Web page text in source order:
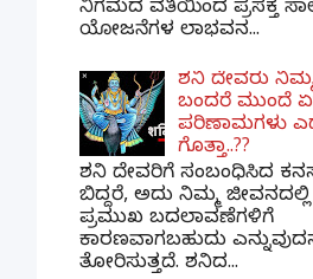
ನಿಗಮದ ವತಿಯಿಂದ ಪ್ರಸಕ್ತ
ಯೋಜನೆಗಳ ಲಾಭವನ...
ಶನಿ ದೇವರು
ಬಂದರೆ ಮುಂದೆ
ಪರಿಣಾಮಗಳು
ಗೊತ್ತಾ..??
ಶನಿ ದೇವರಿಗೆ ಸಂಬಂಧಿಸಿದ
ಬಿದ್ದರೆ, ಅದು ನಿಮ್ಮ
ಪ್ರಮುಖ ಬದಲಾವಣೆಗಳಿಗೆ
ಕಾರಣವಾಗಬಹುದು
ತೋರಿಸುತ್ತದೆ. ಶನಿದ...